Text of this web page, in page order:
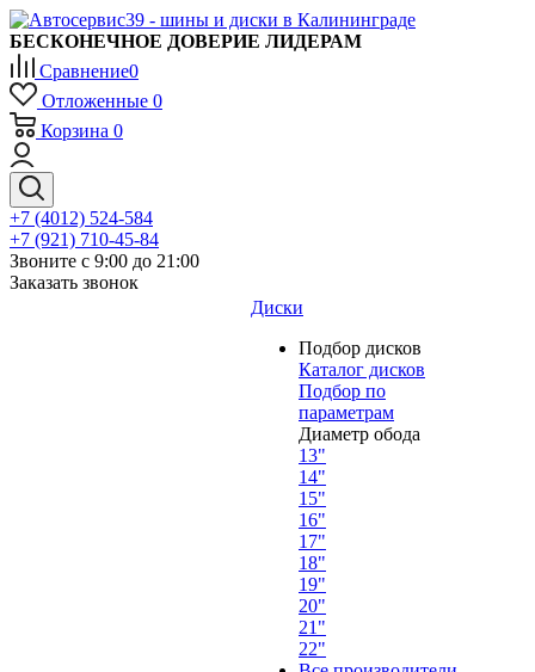
БЕСКОНЕЧНОЕ ДОВЕРИЕ ЛИДЕРАМ
Сравнение0
Отложенные 0
Корзина 0
+7 (4012) 524-584
+7 (921) 710-45-84
Звоните с 9:00 до 21:00
Заказать звонок
Диски
Подбор дисков
Каталог дисков
Подбор по
параметрам
Диаметр обода
13"
14"
15"
16"
17"
18"
19"
20"
21"
22"